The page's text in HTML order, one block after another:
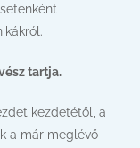
tartja.
kezdetétől, a
a már meglévő